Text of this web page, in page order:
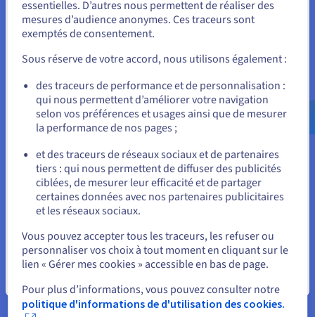
plus technique, principalement lors de l'utilisation de
l'interface de ligne de commande pour écrire des
commandes et lire des sorties. Grâce à son interface
graphique, Windows Server peut être plus facile à gérer
l'environnement Windows.
Performances requises
Évaluez les performances et les besoins en mémoire du
logiciel ou des applications de votre site web. Les
distributions Linux sont généralement connues pour
leur efficacité en termes de mémoire et d’utilisation des
ressources, ce qui les rend adaptées aux sites web à fort
trafic et aux programmes gourmands en mémoire et en
ressources.
Unis.
Pour commander, rendez-vous sur le site de votre pays (États-
Allez sur le site États-Unis
us.ovhcloud.com/learn Anglais USD - $
ou
Rester sur le site actuel
Sélectionner un autre site web
essentielles. D’autres nous permettent de réaliser des
mesures d’audience anonymes. Ces traceurs sont
exemptés de consentement.
Sous réserve de votre accord, nous utilisons également :
des traceurs de performance et de personnalisation :
qui nous permettent d’améliorer votre navigation
selon vos préférences et usages ainsi que de mesurer
la performance de nos pages ;
et des traceurs de réseaux sociaux et de partenaires
tiers : qui nous permettent de diffuser des publicités
ciblées, de mesurer leur efficacité et de partager
certaines données avec nos partenaires publicitaires
et les réseaux sociaux.
Vous pouvez accepter tous les traceurs, les refuser ou
personnaliser vos choix à tout moment en cliquant sur le
lien « Gérer mes cookies » accessible en bas de page.
Pour plus d’informations, vous pouvez consulter notre
politique d'informations de d'utilisation des cookies.